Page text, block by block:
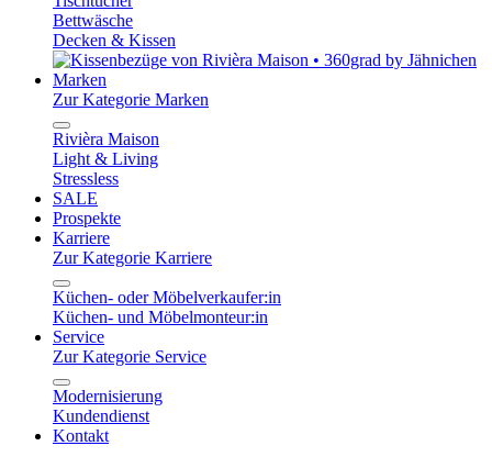
Bettwäsche
Decken & Kissen
Marken
Zur Kategorie Marken
Rivièra Maison
Light & Living
Stressless
SALE
Prospekte
Karriere
Zur Kategorie Karriere
Küchen- oder Möbelverkaufer:in
Küchen- und Möbelmonteur:in
Service
Zur Kategorie Service
Modernisierung
Kundendienst
Kontakt